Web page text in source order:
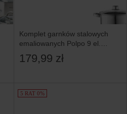
Komplet garnków stalowych
emaliowanych Polpo 9 el.
srebrnych
179,99 zł
5 RAT 0%